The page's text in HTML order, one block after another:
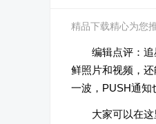
精品下载精心为您
编辑点评：
鲜照片和视频，
一波，PUSH通知
大家可以在